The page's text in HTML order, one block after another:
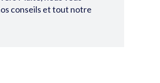
conseils et tout notre